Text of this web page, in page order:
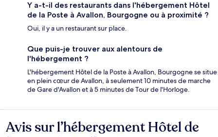
Y a-t-il des restaurants dans l'hébergement Hôtel
de la Poste à Avallon, Bourgogne ou à proximité ?
Oui, il y a un restaurant sur place.
Que puis-je trouver aux alentours de
l'hébergement ?
L'hébergement Hôtel de la Poste à Avallon, Bourgogne se situe
en plein cœur de Avallon, à seulement 10 minutes de marche
de Gare d'Avallon et à 5 minutes de Tour de l'Horloge.
Avis
Avis sur l’hébergement Hôtel de